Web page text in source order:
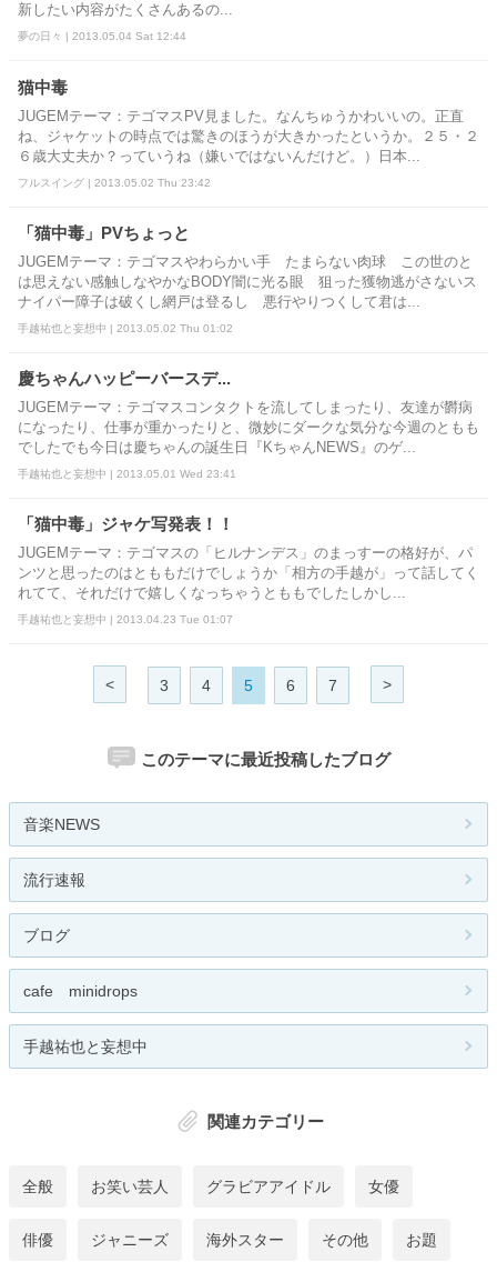
新したい内容がたくさんあるの...
夢の日々 | 2013.05.04 Sat 12:44
猫中毒
JUGEMテーマ：テゴマスPV見ました。なんちゅうかわいいの。正直
ね、ジャケットの時点では驚きのほうが大きかったというか。２５・２
６歳大丈夫か？っていうね（嫌いではないんだけど。）日本...
フルスイング | 2013.05.02 Thu 23:42
「猫中毒」PVちょっと
JUGEMテーマ：テゴマスやわらかい手 たまらない肉球 この世のと
は思えない感触しなやかなBODY闇に光る眼 狙った獲物逃がさないス
ナイパー障子は破くし網戸は登るし 悪行やりつくして君は...
手越祐也と妄想中 | 2013.05.02 Thu 01:02
慶ちゃんハッピーバースデ...
JUGEMテーマ：テゴマスコンタクトを流してしまったり、友達が欝病
になったり、仕事が重かったりと、微妙にダークな気分な今週のともも
でしたでも今日は慶ちゃんの誕生日『KちゃんNEWS』のゲ...
手越祐也と妄想中 | 2013.05.01 Wed 23:41
「猫中毒」ジャケ写発表！！
JUGEMテーマ：テゴマスの「ヒルナンデス」のまっすーの格好が、パ
ンツと思ったのはとももだけでしょうか「相方の手越が」って話してく
れてて、それだけで嬉しくなっちゃうとももでしたしかし...
手越祐也と妄想中 | 2013.04.23 Tue 01:07
< 3 4 5 6 7 >
このテーマに最近投稿したブログ
音楽NEWS
流行速報
ブログ
cafe minidrops
手越祐也と妄想中
関連カテゴリー
全般 お笑い芸人 グラビアアイドル 女優
俳優 ジャニーズ 海外スター その他 お題